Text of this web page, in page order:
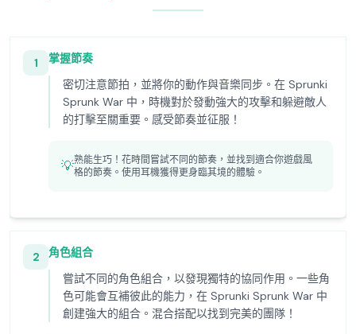
1
掌握節奏
密切注意節拍，並將你的動作與音樂同步。在 Sprunki
Sprunk War 中，時機對於發動強大的攻擊和躲避敵人
的打擊至關重要。感受節奏並征服！
💡熟能生巧！花時間嘗試不同的節奏，並找到適合你遊戲風
格的節奏。使用耳機獲得更身臨其境的體驗。
2
角色組合
嘗試不同的角色組合，以發現獨特的協同作用。一些角
色可能會互補彼此的能力，在 Sprunki Sprunk War 中
創建強大的組合。混合搭配以找到完美的團隊！